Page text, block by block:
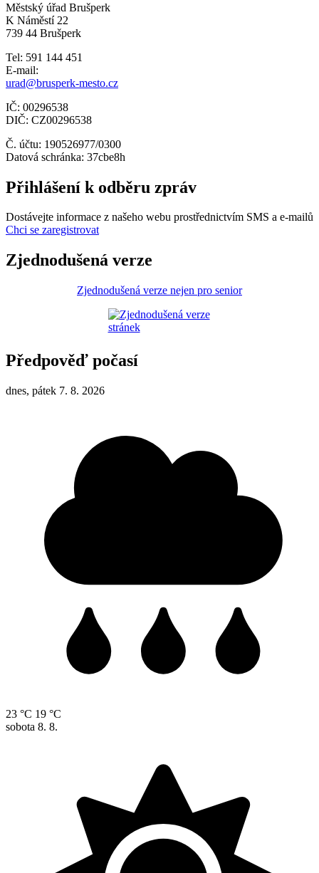
Městský úřad Brušperk
K Náměstí 22
739 44 Brušperk
Tel: 591 144 451
E-mail:
urad@brusperk-mesto.cz
IČ: 00296538
DIČ: CZ00296538
Č. účtu: 190526977/0300
Datová schránka: 37cbe8h
Přihlášení k odběru zpráv
Dostávejte informace z našeho webu prostřednictvím SMS a e-mailů
Chci se zaregistrovat
Zjednodušená verze
Zjednodušená verze nejen pro senior
Předpověď počasí
dnes, pátek 7. 8. 2026
23 °C 19 °C
sobota 8. 8.